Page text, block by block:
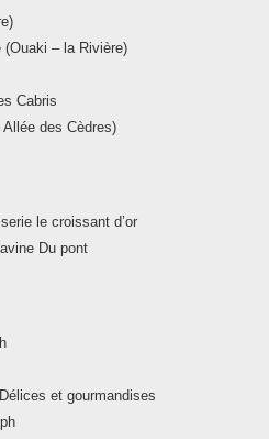
(Ouaki – la Rivière)
Cabris
des Cèdres)
le croissant d’or
Du pont
et gourmandises